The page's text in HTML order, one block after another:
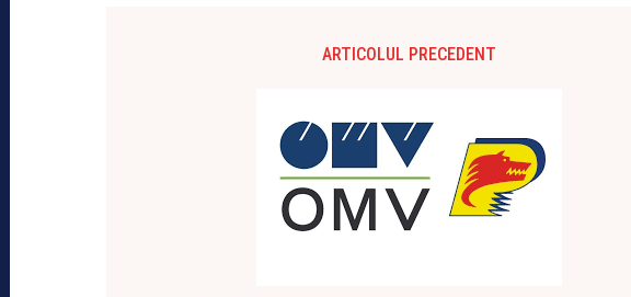
ARTICOLUL PRECEDENT